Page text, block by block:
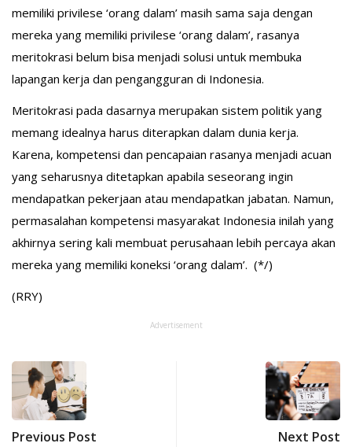
memiliki privilese ‘orang dalam’ masih sama saja dengan
mereka yang memiliki privilese ‘orang dalam’, rasanya
meritokrasi belum bisa menjadi solusi untuk membuka
lapangan kerja dan pengangguran di Indonesia.
Meritokrasi pada dasarnya merupakan sistem politik yang
memang idealnya harus diterapkan dalam dunia kerja.
Karena, kompetensi dan pencapaian rasanya menjadi acuan
yang seharusnya ditetapkan apabila seseorang ingin
mendapatkan pekerjaan atau mendapatkan jabatan. Namun,
permasalahan kompetensi masyarakat Indonesia inilah yang
akhirnya sering kali membuat perusahaan lebih percaya akan
mereka yang memiliki koneksi ‘orang dalam’. (*/)
(RRY)
Advertisement
Previous Post Next Post